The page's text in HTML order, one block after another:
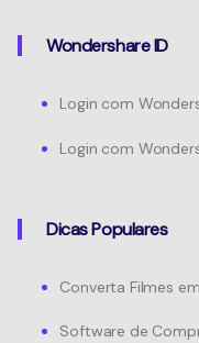
Wondershare ID
Login com
Login com
Dicas Populares
Converta Filmes
Software de